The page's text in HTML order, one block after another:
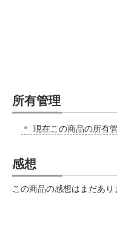
所有管理
現在この商品の所有
感想
この商品の感想はまだあり